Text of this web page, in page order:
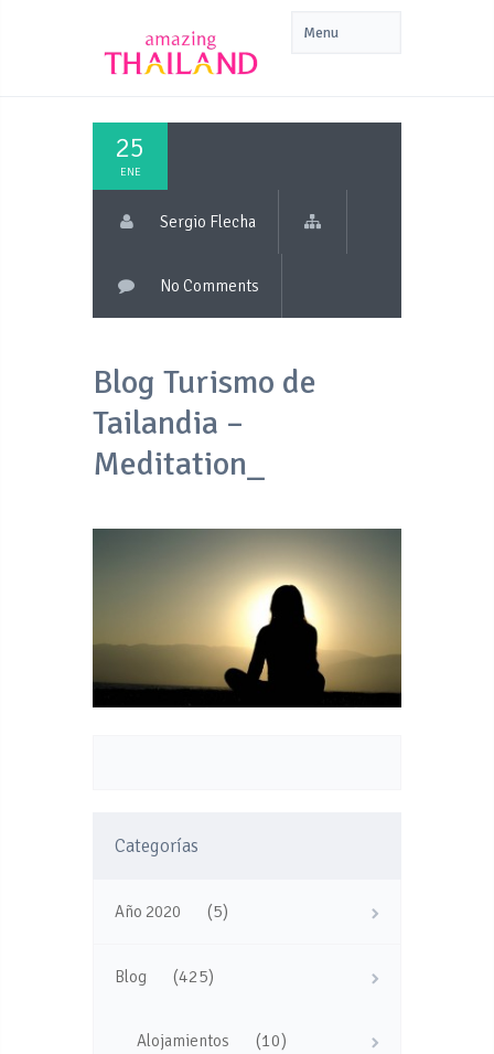
25
ENE
Sergio Flecha
No Comments
Blog Turismo de
Tailandia –
Meditation_
Categorías
Año 2020 (5)
Blog (425)
Alojamientos (10)